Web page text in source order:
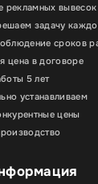
рекламных вывесок
задачу
сроков
цена в договоре
5 лет
устанавливаем
цены